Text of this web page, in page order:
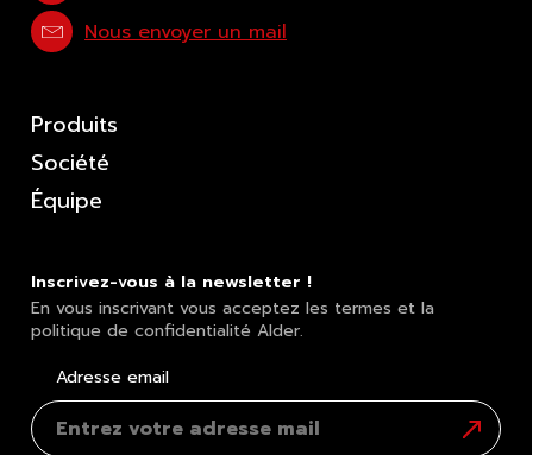
Nous envoyer un mail
Produits
Société
Équipe
Inscrivez-vous à la newsletter !
En vous inscrivant vous acceptez les termes et la
politique de confidentialité Alder.
Adresse email